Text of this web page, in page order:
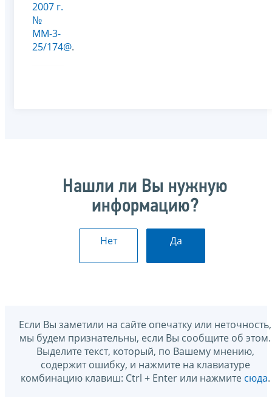
2007 г.
№
ММ-3-
25/174@.
Нашли ли Вы нужную
информацию?
Нет Да
Если Вы заметили на сайте опечатку или неточность,
мы будем признательны, если Вы сообщите об этом.
Выделите текст, который, по Вашему мнению,
содержит ошибку, и нажмите на клавиатуре
комбинацию клавиш: Ctrl + Enter или нажмите сюда.